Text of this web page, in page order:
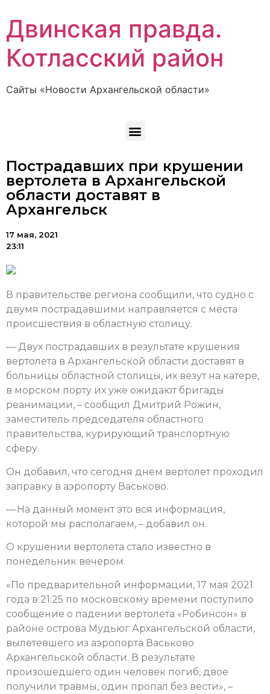
Двинская правда.
Котласский район
Сайты «Новости Архангельской области»
Пострадавших при крушении
вертолета в Архангельской
области доставят в
Архангельск
17 мая, 2021
23:11
В правительстве региона сообщили, что судно с
двумя пострадавшими направляется с места
происшествия в областную столицу.
— Двух пострадавших в результате крушения
вертолета в Архангельской области доставят в
больницы областной столицы, их везут на катере,
в морском порту их уже ожидают бригады
реанимации, – сообщил Дмитрий Рожин,
заместитель председателя областного
правительства, курирующий транспортную
сферу.
Он добавил, что сегодня днем вертолет проходил
заправку в аэропорту Васьково.
— На данный момент это вся информация,
которой мы располагаем, – добавил он.
О крушении вертолета стало известно в
понедельник вечером.
«По предварительной информации, 17 мая 2021
года в 21:25 по московскому времени поступило
сообщение о падении вертолета «Робинсон» в
районе острова Мудьюг Архангельской области,
вылетевшего из аэропорта Васьково
Архангельской области. В результате
произошедшего один человек погиб, двое
получили травмы, один пропал без вести», –